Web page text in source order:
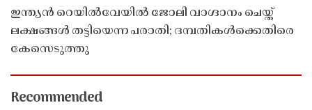
ഇന്ത്യൻ റെയിൽവേയിൽ ജോലി വാഗ്ദാനം ചെയ്ത്
ലക്ഷങ്ങൾ തട്ടിയെന്ന പരാതി; ദമ്പതികൾക്കെതിരെ
കേസെടുത്തു
Recommended